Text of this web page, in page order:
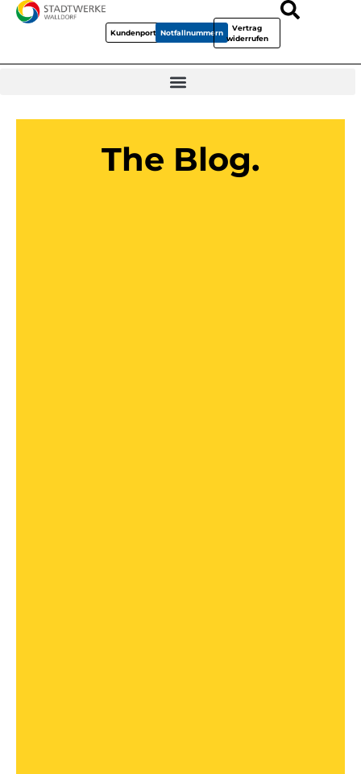
KundenportalNotfallnummern
Vertrag
widerrufen
The Blog.